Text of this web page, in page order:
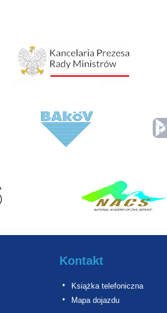
Kontakt
Książka telefoniczna
Mapa dojazdu